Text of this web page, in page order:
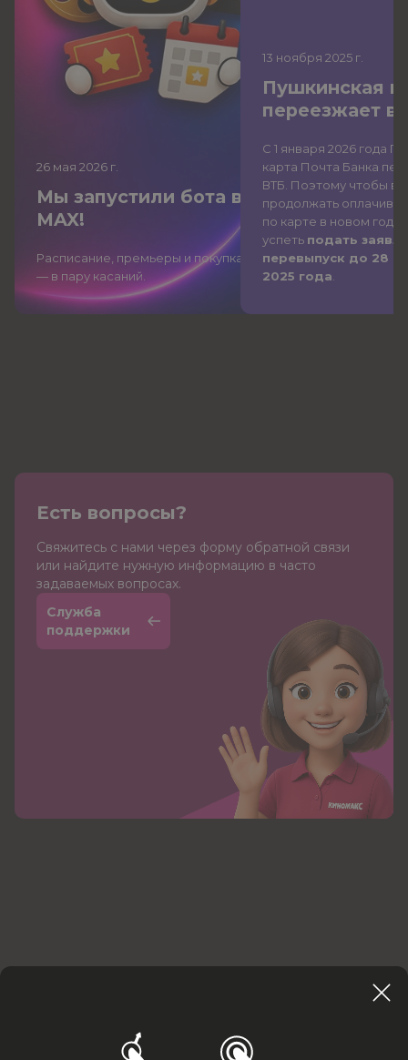
26 мая 2026 г.
Мы запустили бота в
MAX!
Расписание, премьеры и покупка
— в пару касаний.
13 ноября 2025 г.
Пушкинская
переезжает в
С 1 января 2026 года
карта Почта Банка
ВТБ . Поэтому чтобы
продолжать
по карте в новом
успеть подать
перевыпуск до 28
2025 года
Есть вопросы?
Cвяжитесь с нами через форму обратной связи
или найдите нужную информацию в часто
задаваемых вопросах.
Служба
поддержки